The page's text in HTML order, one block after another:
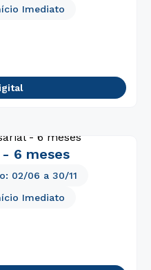
Imediato
6 meses
Imediato
02/06 a 30/11